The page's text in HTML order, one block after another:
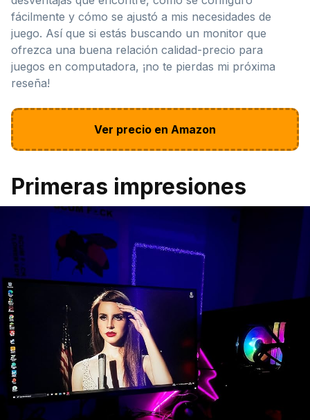
fácilmente y cómo se ajustó a mis necesidades de
juego. Así que si estás buscando un monitor que
ofrezca una buena relación calidad-precio para
juegos en computadora, ¡no te pierdas mi próxima
reseña!
Ver precio en Amazon
Primeras impresiones